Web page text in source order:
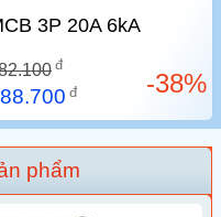
3P 20A 6kA
đ
đ -38%
phẩm